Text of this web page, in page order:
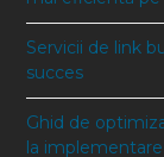
Servicii de link
succes
Ghid de
la implementare